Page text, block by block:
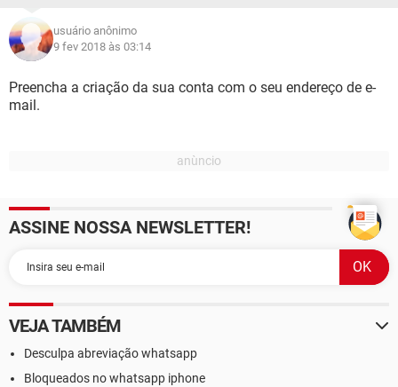
usuário anônimo
9 fev 2018 às 03:14
Preencha a criação da sua conta com o seu endereço de e-
mail.
ASSINE NOSSA NEWSLETTER!
VEJA TAMBÉM
Desculpa abreviação whatsapp
Bloqueados no whatsapp iphone